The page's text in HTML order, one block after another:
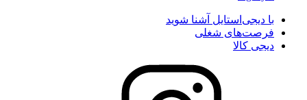
با دیجی‌استایل آشنا شوید
فرصت‌های شغلی
دیجی کالا